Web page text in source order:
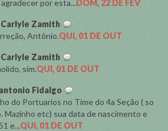
por esta...DOM, 22 DE FEV
Carlyle Zamith
Antônio.QUI, 01 DE OUT
Carlyle Zamith
sim.QUI, 01 DE OUT
antonio Fidalgo
do Portuarios no Time do 4a Seção ( so
Mazinho etc) sua data de nascimento e
e...QUI, 01 DE OUT